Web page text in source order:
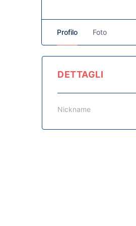
Profilo Foto
DETTAGLI
Nickname